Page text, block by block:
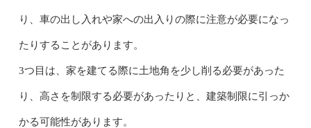
り、車の出し入れや家への出入りの際に注意が必要になっ
たりすることがあります。
3つ目は、家を建てる際に土地角を少し削る必要があった
り、高さを制限する必要があったりと、建築制限に引っか
かる可能性があります。